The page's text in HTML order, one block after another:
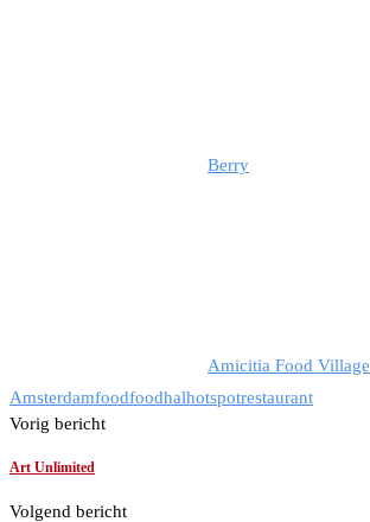
Berry
Amicitia Food Village
Amsterdamfoodfoodhalhotspotrestaurant
Vorig bericht
Art Unlimited
Volgend bericht